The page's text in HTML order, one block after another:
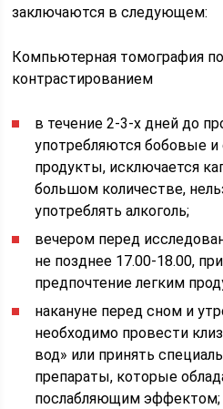
заключаются в следующем:
Компьютерная томография
контрастированием
в течение 2-3-х дней до
употребляются бобовые
продукты, исключается
большом количестве,
употреблять алкоголь;
вечером перед
не позднее 17.00-18.00,
предпочтение легким
накануне перед сном и
необходимо провести
вод» или принять
препараты, которые
послабляющим эффектом;